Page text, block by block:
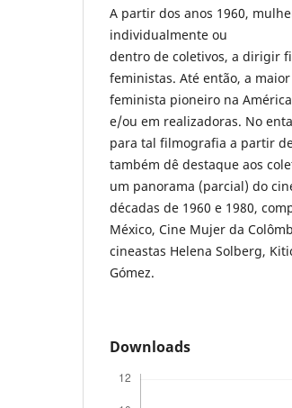
A partir dos anos 1960,
individualmente ou
dentro de coletivos, a dirigir
feministas. Até então, a
feminista pioneiro na
e/ou em realizadoras. No
para tal filmografia a partir
também dê destaque aos
um panorama (parcial) do
décadas de 1960 e 1980,
México, Cine Mujer da
cineastas Helena Solberg,
Gómez.
Downloads